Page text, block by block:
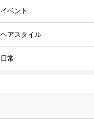
イベント
ヘアスタイル
日常